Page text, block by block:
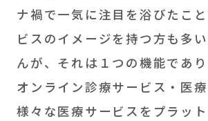
ナ禍で一気に注目を浴びたこ
ビスのイメージを持つ方も多
んが、それは１つの機能であり
オンライン診療サービス・医
様々な医療サービスをプラッ